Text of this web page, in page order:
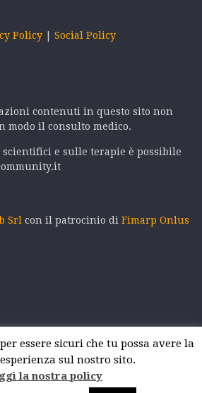
Policy Social Policy
contenuti in questo sito non
modo il consulto medico.
e sulle terapie è possibile
Srl con il patrocinio di Fimarp Onlus
essere sicuri che tu possa avere la
sul nostro sito.
la nostra policy